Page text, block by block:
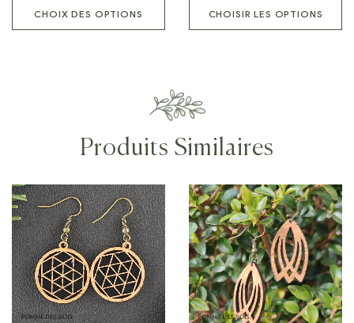
CHOIX DES OPTIONS CHOISIR LES OPTIONS
Produits Similaires